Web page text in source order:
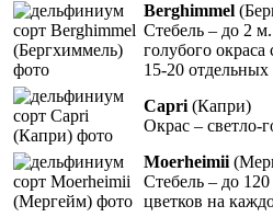
Berghimmel
Стебель – до 2
голубого окраса
15-20 отдельных
Capri (Капри)
Окрас – светло-
Moerheimii
Стебель – до
цветков на